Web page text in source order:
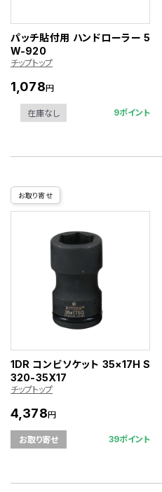
パッチ貼付用 ハンドローラー 5
W-920
チップトップ
1,078円
在庫なし 9ポイント
お取り寄せ
1DR コンビソケット 35×17H S
320-35X17
チップトップ
4,378円
お取り寄せ 39ポイント